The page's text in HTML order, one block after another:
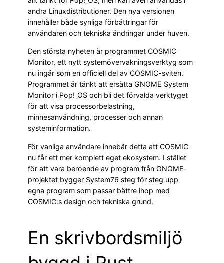
andra Linuxdistributioner. Den nya versionen
innehåller både synliga förbättringar för
användaren och tekniska ändringar under huven.
Den största nyheten är programmet COSMIC
Monitor, ett nytt systemövervakningsverktyg som
nu ingår som en officiell del av COSMIC-sviten.
Programmet är tänkt att ersätta GNOME System
Monitor i Pop!_OS och bli det förvalda verktyget
för att visa processorbelastning,
minnesanvändning, processer och annan
systeminformation.
För vanliga användare innebär detta att COSMIC
nu får ett mer komplett eget ekosystem. I stället
för att vara beroende av program från GNOME-
projektet bygger System76 steg för steg upp
egna program som passar bättre ihop med
COSMIC:s design och tekniska grund.
En skrivbordsmiljö